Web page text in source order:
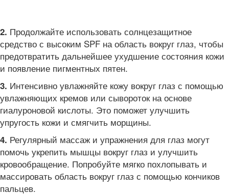
2. Продолжайте использовать солнцезащитное
средство с высоким SPF на область вокруг глаз, чтобы
предотвратить дальнейшее ухудшение состояния кожи
и появление пигментных пятен.
3. Интенсивно увлажняйте кожу вокруг глаз с помощью
увлажняющих кремов или сывороток на основе
гиалуроновой кислоты. Это поможет улучшить
упругость кожи и смягчить морщины.
4. Регулярный массаж и упражнения для глаз могут
помочь укрепить мышцы вокруг глаз и улучшить
кровообращение. Попробуйте мягко похлопывать и
массировать область вокруг глаз с помощью кончиков
пальцев.